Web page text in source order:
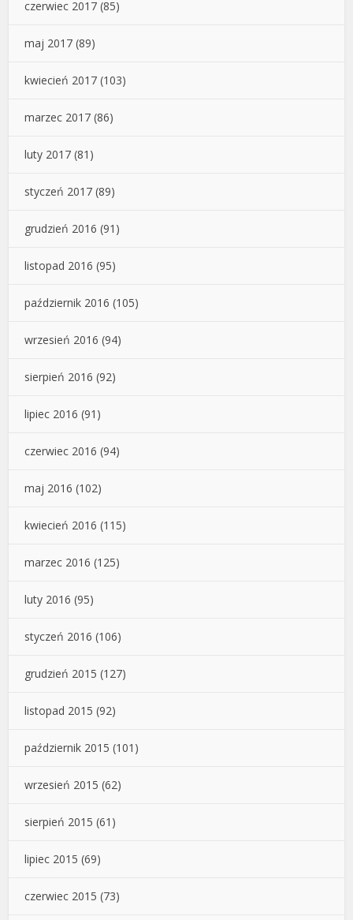
czerwiec 2017 (85)
maj 2017 (89)
kwiecień 2017 (103)
marzec 2017 (86)
luty 2017 (81)
styczeń 2017 (89)
grudzień 2016 (91)
listopad 2016 (95)
październik 2016 (105)
wrzesień 2016 (94)
sierpień 2016 (92)
lipiec 2016 (91)
czerwiec 2016 (94)
maj 2016 (102)
kwiecień 2016 (115)
marzec 2016 (125)
luty 2016 (95)
styczeń 2016 (106)
grudzień 2015 (127)
listopad 2015 (92)
październik 2015 (101)
wrzesień 2015 (62)
sierpień 2015 (61)
lipiec 2015 (69)
czerwiec 2015 (73)